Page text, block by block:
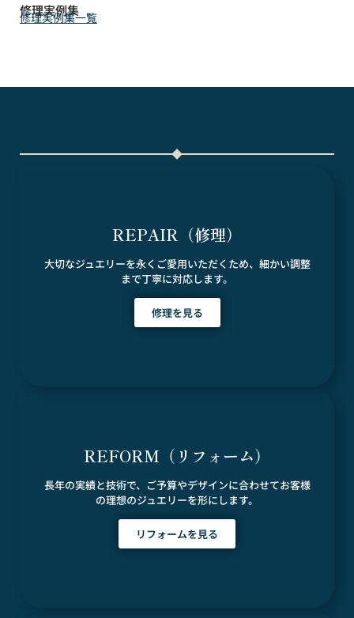
修理実例集
修理実例集一覧
REPAIR（修理）
大切なジュエリーを永くご愛用いただくため、細かい調整
まで丁寧に対応します。
修理を見る
REFORM（リフォーム）
長年の実績と技術で、ご予算やデザインに合わせてお客様
の理想のジュエリーを形にします。
リフォームを見る